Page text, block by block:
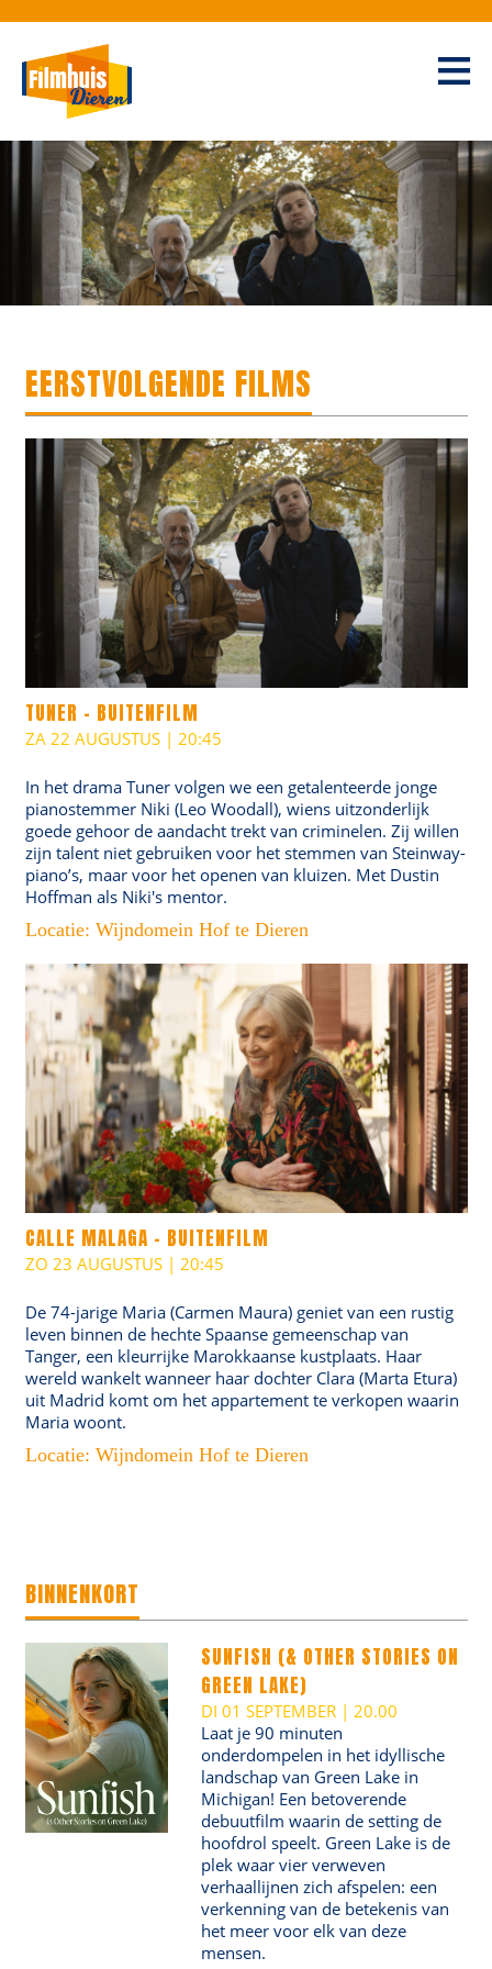
EERSTVOLGENDE FILMS
TUNER - BUITENFILM
ZA 22 AUGUSTUS | 20:45
In het drama Tuner volgen we een getalenteerde jonge
pianostemmer Niki (Leo Woodall), wiens uitzonderlijk
goede gehoor de aandacht trekt van criminelen. Zij willen
zijn talent niet gebruiken voor het stemmen van Steinway-
piano’s, maar voor het openen van kluizen. Met Dustin
Hoffman als Niki's mentor.
Locatie: Wijndomein Hof te Dieren
CALLE MALAGA - BUITENFILM
ZO 23 AUGUSTUS | 20:45
De 74-jarige Maria (Carmen Maura) geniet van een rustig
leven binnen de hechte Spaanse gemeenschap van
Tanger, een kleurrijke Marokkaanse kustplaats. Haar
wereld wankelt wanneer haar dochter Clara (Marta Etura)
uit Madrid komt om het appartement te verkopen waarin
Maria woont.
Locatie: Wijndomein Hof te Dieren
BINNENKORT
SUNFISH (& OTHER STORIES ON
GREEN LAKE)
DI 01 SEPTEMBER | 20.00
Laat je 90 minuten
onderdompelen in het idyllische
landschap van Green Lake in
Michigan! Een betoverende
debuutfilm waarin de setting de
hoofdrol speelt. Green Lake is de
plek waar vier verweven
verhaallijnen zich afspelen: een
verkenning van de betekenis van
het meer voor elk van deze
mensen.